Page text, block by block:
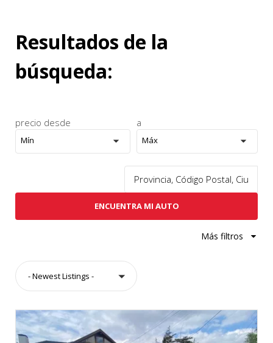
Resultados de la
búsqueda:
precio desde
Mín
a
Máx
ENCUENTRA MI AUTO
Más filtros
- Newest Listings -